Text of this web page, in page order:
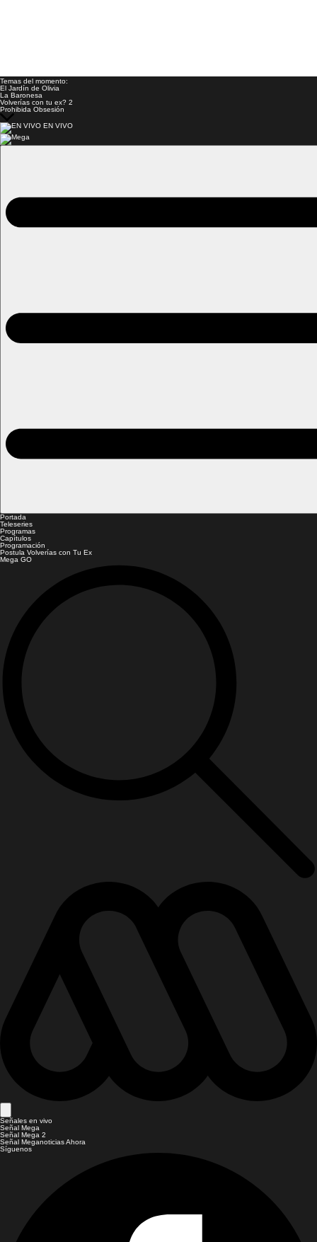
Temas del momento:
El Jardín de Olivia
La Baronesa
Volverías con tu ex? 2
Prohibida Obsesión
EN VIVO
Portada
Teleseries
Programas
Capítulos
Programación
Postula Volverías con Tu Ex
Mega GO
Señales en vivo
Señal Mega
Señal Mega 2
Señal Meganoticias Ahora
Síguenos